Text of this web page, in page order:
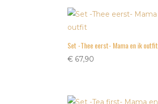
Set -Thee eerst- Mama en ik outfit
€ 67,90